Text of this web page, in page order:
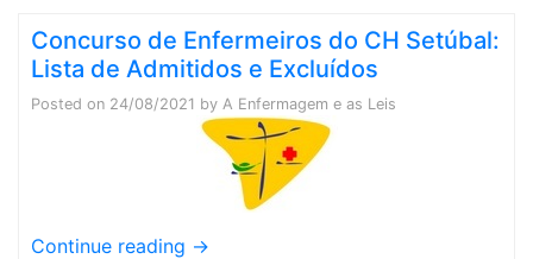
Concurso de Enfermeiros do CH Setúbal:
Lista de Admitidos e Excluídos
Posted on 24/08/2021 by A Enfermagem e as Leis
Continue reading →